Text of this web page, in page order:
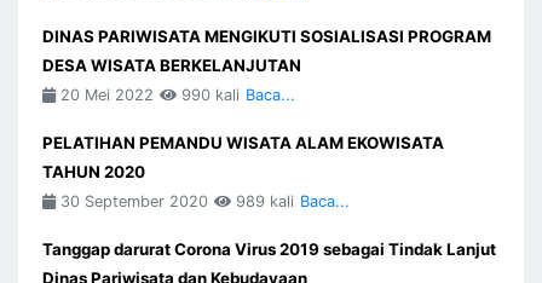
DINAS PARIWISATA MENGIKUTI SOSIALISASI PROGRAM
DESA WISATA BERKELANJUTAN
20 Mei 2022 990 kali Baca...
PELATIHAN PEMANDU WISATA ALAM EKOWISATA
TAHUN 2020
30 September 2020 989 kali Baca...
Tanggap darurat Corona Virus 2019 sebagai Tindak Lanjut
Dinas Pariwisata dan Kebudayaan